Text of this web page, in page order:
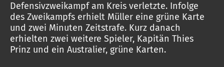
Defensivzweikampf am Kreis verletzte. Infolge
des Zweikampfs erhielt Müller eine grüne Karte
und zwei Minuten Zeitstrafe. Kurz danach
erhielten zwei weitere Spieler, Kapitän Thies
Prinz und ein Australier, grüne Karten.